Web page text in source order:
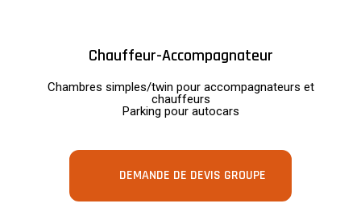
Chauffeur-Accompagnateur
Chambres simples/twin pour accompagnateurs et
chauffeurs
Parking pour autocars
DEMANDE DE DEVIS GROUPE